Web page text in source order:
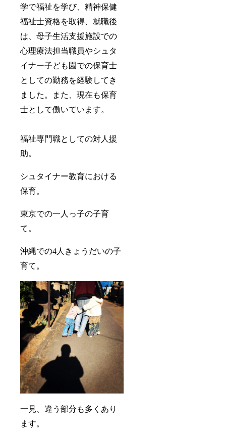
学で福祉を学び、精神保健
福祉士資格を取得、就職後
は、母子生活支援施設での
心理療法担当職員やシュタ
イナー子ども園での保育士
としての勤務を経験してき
ました。また、現在も保育
士として働いています。
福祉専門職としての対人援
助。
シュタイナー教育における
保育。
東京での一人っ子の子育
て。
沖縄での4人きょうだいの子
育て。
一見、違う部分も多くあり
ます。